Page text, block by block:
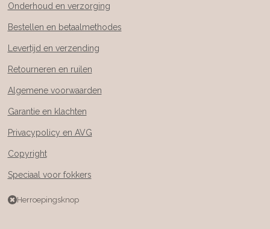
Onderhoud en verzorging
Bestellen en betaalmethodes
Levertijd en verzending
Retourneren en ruilen
Algemene voorwaarden
Garantie en klachten
Privacypolicy en AVG
Copyright
Speciaal voor fokkers
Herroepingsknop